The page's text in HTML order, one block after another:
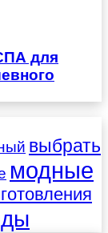
для
выбрать
модные